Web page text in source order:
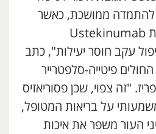
להתמדה ממושכת, כאשר
יותר מטופלים בקבוצת Ustekinumab
עקב חוסר יעילות", כתב
פיטייה-סלפטרייר
"זה צפוי, שכן פסוריאזיס
על בריאות המטופל,
העור משפר את איכות